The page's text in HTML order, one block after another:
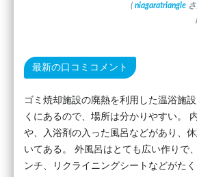
( niagaratriangle
最新の口コミコメント
ゴミ焼却施設の廃熱を利用した温浴施
くにあるので、場所は分かりやすい。
や、入浴剤の入った風呂などがあり、
いてある。 外風呂はとても広い作りで
ンチ、リクライニングシートなどがた